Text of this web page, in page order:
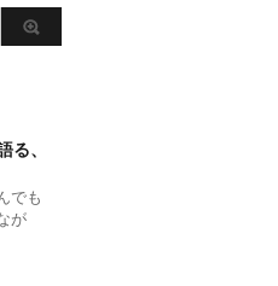
る、
でも
が